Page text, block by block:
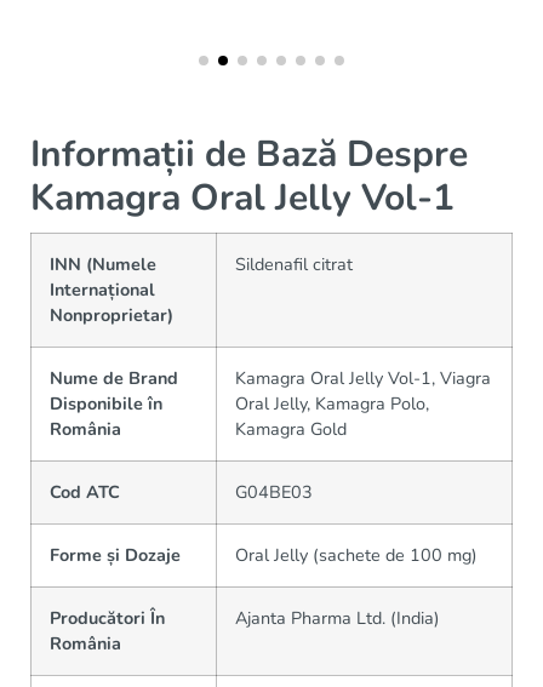
Informații de Bază Despre
Kamagra Oral Jelly Vol-1
INN (Numele
Internațional
Nonproprietar)
Sildenafil citrat
Nume de Brand
Disponibile în
România
Kamagra Oral Jelly Vol-1, Viagra
Oral Jelly, Kamagra Polo,
Kamagra Gold
Cod ATC G04BE03
Forme și Dozaje Oral Jelly (sachete de 100 mg)
Producători În
România
Ajanta Pharma Ltd. (India)